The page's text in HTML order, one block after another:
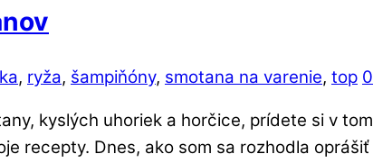
, ryža, šampiňóny, smotana na varenie, top 0
kyslých uhoriek a horčice, prídete si v
recepty. Dnes, ako som sa rozhodla